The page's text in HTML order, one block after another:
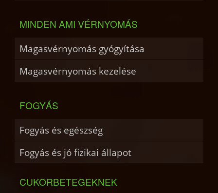
MINDEN AMI VÉRNYOMÁS
Magasvérnyomás gyógyítása
Magasvérnyomás kezelése
FOGYÁS
Fogyás és egészség
Fogyás és jó fizikai állapot
CUKORBETEGEKNEK